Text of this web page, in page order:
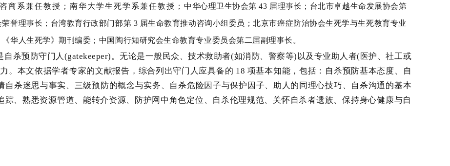
商系兼任教授；南华大学生死学系兼任教授； 中华心理卫生协会第 43 届理事长；台北市卓越生命发展协会第
誉理事长；台湾教育行政部门部第 3 届生命教育推动咨询小组委员；北京市癌症防治协会生死学与生死教育专业
华人生死学》期刊编委；中国陶行知研究会生命教育专业委员会第二届副理事长。
自杀预防守门人 (gatekeeper)。无论是一般民众、技术救助者(如消防、警察等)以及专业助人者( 医护、社工或
。本文依据学者专家的文献报告，综合列出守门人应具备的 18 项基本知能，包括：自杀预防基本态度、自
自杀迷思与事实、三级预防的概念与实务、自杀危险因子与保护因子、助人的同理心技巧、自杀沟通的基本
踪、熟悉资源管道、能转介资源、防护网中角色定位、自杀伦理规范、 关怀自杀者遗族、保持身心健康与自